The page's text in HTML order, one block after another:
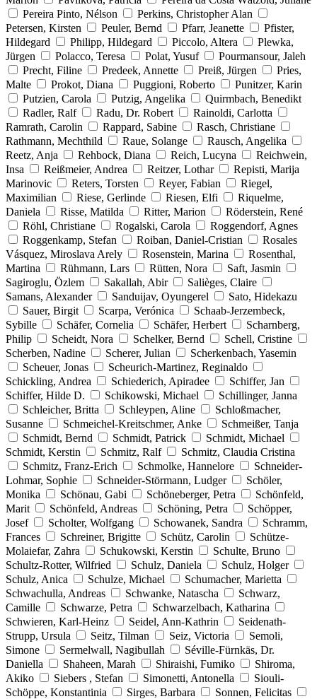
Pereira Pinto, Nélson
Perkins, Christopher Alan
Petersen, Kirsten
Peuler, Bernd Pfarr, Jeanette
Pfister,
Hildegard
Philipp, Hildegard Piccolo, Altera
Plewka,
Jürgen
Polacco, Teresa Polat, Yusuf
Pourmansour, Jaleh
Precht, Filine
Predeek, Annette Preiß, Jürgen
Pries,
Malte
Prokot, Diana Puggioni, Roberto
Punitzer, Karin
Putzien, Carola
Putzig, Angelika
Quirmbach, Benedikt
Radler, Ralf
Radu, Dr. Robert
Rainoldi, Carlotta
Ramrath, Carolin
Rappard, Sabine
Rasch, Christiane
Rathmann, Mechthild
Raue, Solange
Rausch, Angelika
Reetz, Anja
Rehbock, Diana Reich, Lucyna
Reichwein,
Insa
Reißmeier, Andrea Reitzer, Lothar
Repisti, Marija
Marinovic
Reters, Torsten Reyer, Fabian
Riegel,
Maximilian
Riese, Gerlinde Riesen, Elfi
Riquelme,
Daniela
Risse, Matilda Ritter, Marion
Röderstein, René
Röhl, Christiane
Rogalski, Carola
Roggendorf, Agnes
Roggenkamp, Stefan
Roiban, Daniel-Cristian
Rosales
Vásquez, Miroslava Arely
Rosenstein, Marina
Rosenthal,
Martina
Rühmann, Lars Rütten, Nora
Saft, Jasmin
Sagiroglu, Özlem
Sakallah, Abir
Salièges, Claire
Samans, Alexander
Sanduijav, Oyungerel
Sato, Hidekazu
Sauer, Birgit
Scarpa, Verónica
Schaab-Jerzembeck,
Sybille
Schäfer, Cornelia Schäfer, Herbert
Scharnberg,
Philip
Scheidt, Nora Schelker, Bernd
Schell, Cristine
Scherben, Nadine
Scherer, Julian
Scherkenbach, Yasemin
Scheuer, Jonas
Scheurich-Martinez, Reginaldo
Schickling, Andrea
Schiederich, Apiradee
Schiffer, Jan
Schiffer, Hilde D.
Schikowski, Michael
Schillinger, Janna
Schleicher, Britta
Schleypen, Aline
Schloßmacher,
Susanne
Schmeichel-Kreitschmer, Anke
Schmeißer, Tanja
Schmidt, Bernd
Schmidt, Patrick
Schmidt, Michael
Schmidt, Kerstin
Schmitz, Ralf
Schmitz, Claudia Cristina
Schmitz, Franz-Erich
Schmolke, Hannelore
Schneider-
Lohmar, Sophie
Schneider-Störmann, Ludger
Schöler,
Monika
Schönau, Gabi Schöneberger, Petra
Schönfeld,
Marit
Schönfeld, Andreas Schöning, Petra
Schöpper,
Josef
Scholter, Wolfgang Schowanek, Sandra
Schramm,
Frances
Schreiner, Brigitte Schütz, Carolin
Schütze-
Molaiefar, Zahra
Schukowski, Kerstin
Schulte, Bruno
Schultz-Rotter, Wilfried
Schulz, Daniela
Schulz, Holger
Schulz, Anica
Schulze, Michael
Schumacher, Marietta
Schwachulla, Andreas
Schwanke, Natascha
Schwarz,
Camille
Schwarze, Petra
Schwarzelbach, Katharina
Schwieren, Karl-Heinz
Seidel, Ann-Kathrin
Seidenath-
Strupp, Ursula
Seitz, Tilman Seiz, Victoria
Semoli,
Simone
Sermelwall, Nagibullah
Séville-Fürnkäs, Dr.
Daniella
Shaheen, Marah Shiraishi, Fumiko
Shiroma,
Akiko
Siebers , Stefan Simonetti, Antonella
Siouli-
Schöppe, Konstantinia
Sirges, Barbara
Sonnen, Felicitas